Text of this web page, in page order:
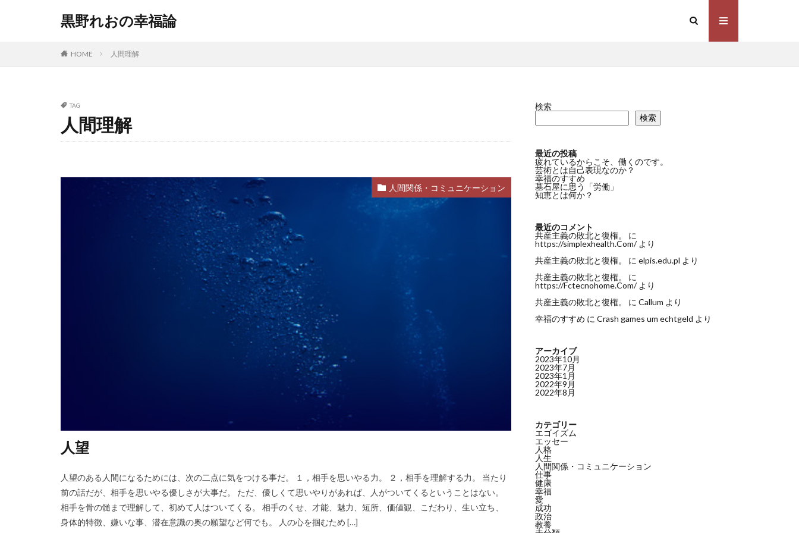
黒野れおの幸福論
HOME 人間理解
TAG
人間理解
人間関係・コミュニケーション
人望
人望のある人間になるためには、次の二点に気をつける事だ。 １，相手を思いやる力。 ２，相手を理解する力。 当たり
前の話だが、相手を思いやる優しさが大事だ。 ただ、優しくて思いやりがあれば、人がついてくるということはない。
相手を骨の髄まで理解して、初めて人はついてくる。 相手のくせ、才能、魅力、短所、価値観、こだわり、生い立ち、
身体的特徴、嫌いな事、潜在意識の奥の願望など何でも。 人の心を掴むため […]
検索
検索
最近の投稿
疲れているからこそ、働くのです。
芸術とは自己表現なのか？
幸福のすすめ
墓石屋に思う「労働」
知恵とは何か？
最近のコメント
共産主義の敗北と復権。
に
https://simplexhealth.Com/より
共産主義の敗北と復権。
に elpis.edu.pl より
共産主義の敗北と復権。
に
https://Fctecnohome.Com/より
共産主義の敗北と復権。
に Callum より
幸福のすすめ に Crash games um echtgeld より
アーカイブ
2023年10月
2023年7月
2023年1月
2022年9月
2022年8月
カテゴリー
エゴイズム
エッセー
人格
人生
人間関係・コミュニケーション
仕事
健康
幸福
愛
成功
政治
教養